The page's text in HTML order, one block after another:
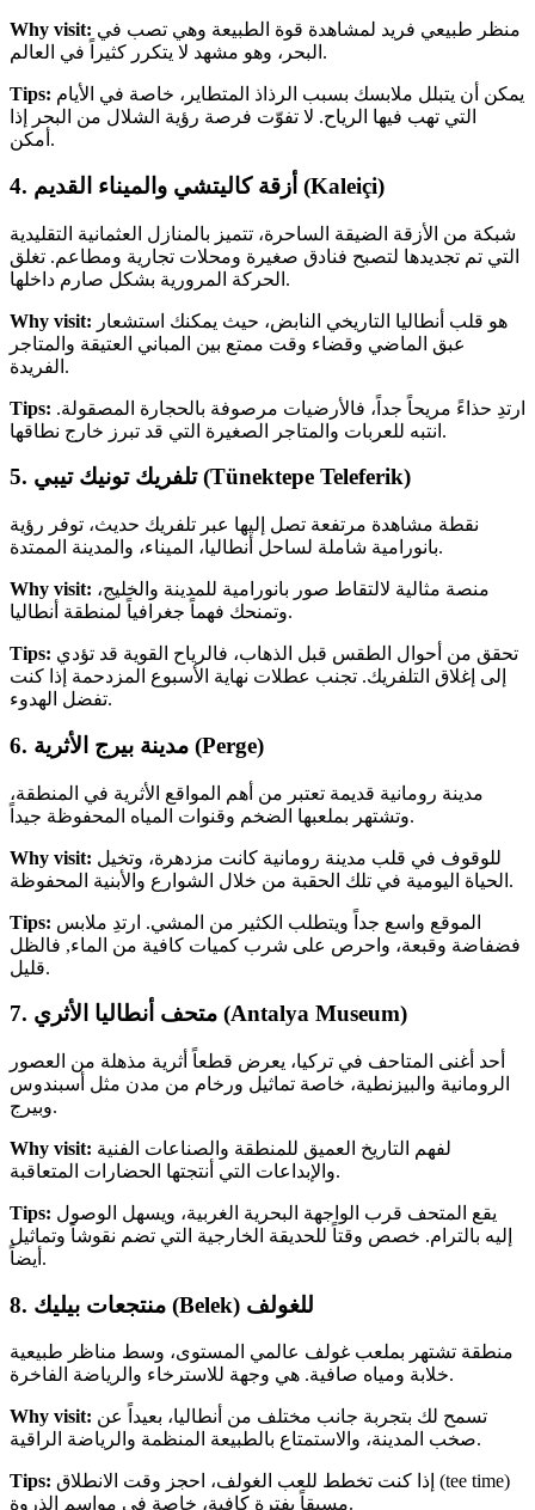
Why visit:
البحر، وهو مشهد لا يتكرر كثيراً في العالم.
Tips:
التي تهب فيها الرياح. لا تفوّت فرصة رؤية الشلال من البحر إذا
أمكن.
4. أزقة كاليتشي والميناء القديم (Kaleiçi)
شبكة من الأزقة الضيقة الساحرة، تتميز بالمنازل العثمانية التقليدية
التي تم تجديدها لتصبح فنادق صغيرة ومحلات تجارية ومطاعم. تغلق
الحركة المرورية بشكل صارم داخلها.
Why visit:
عبق الماضي وقضاء وقت ممتع بين المباني العتيقة والمتاجر
الفريدة.
Tips:
انتبه للعربات والمتاجر الصغيرة التي قد تبرز خارج نطاقها.
5. تلفريك تونيك تيبي (Tünektepe Teleferik)
نقطة مشاهدة مرتفعة تصل إليها عبر تلفريك حديث، توفر رؤية
بانورامية شاملة لساحل أنطاليا، الميناء، والمدينة الممتدة.
Why visit:
وتمنحك فهماً جغرافياً لمنطقة أنطاليا.
Tips:
إلى إغلاق التلفريك. تجنب عطلات نهاية الأسبوع المزدحمة إذا كنت
تفضل الهدوء.
6. مدينة بيرج الأثرية (Perge)
مدينة رومانية قديمة تعتبر من أهم المواقع الأثرية في المنطقة،
وتشتهر بملعبها الضخم وقنوات المياه المحفوظة جيداً.
Why visit:
الحياة اليومية في تلك الحقبة من خلال الشوارع والأبنية المحفوظة.
Tips:
فضفاضة وقبعة، واحرص على شرب كميات كافية من الماء, فالظل
قليل.
7. متحف أنطاليا الأثري (Antalya Museum)
أحد أغنى المتاحف في تركيا، يعرض قطعاً أثرية مذهلة من العصور
الرومانية والبيزنطية، خاصة تماثيل ورخام من مدن مثل أسبندوس
وبيرج.
Why visit:
والإبداعات التي أنتجتها الحضارات المتعاقبة.
Tips:
إليه بالترام. خصص وقتاً للحديقة الخارجية التي تضم نقوشاً وتماثيل
أيضاً.
8. منتجعات بيليك (Belek) للغولف
منطقة تشتهر بملعب غولف عالمي المستوى، وسط مناظر طبيعية
خلابة ومياه صافية. هي وجهة للاسترخاء والرياضة الفاخرة.
Why visit:
صخب المدينة، والاستمتاع بالطبيعة المنظمة والرياضة الراقية.
Tips:
مسبقاً بفترة كافية، خاصة في مواسم الذروة.